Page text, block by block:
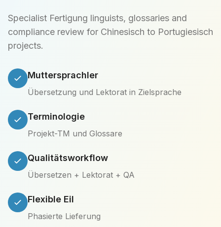
Specialist Fertigung linguists, glossaries and
compliance review for Chinesisch to Portugiesisch
projects.
Muttersprachler
Übersetzung und Lektorat in Zielsprache
Terminologie
Projekt-TM und Glossare
Qualitätsworkflow
Übersetzen + Lektorat + QA
Flexible Eil
Phasierte Lieferung